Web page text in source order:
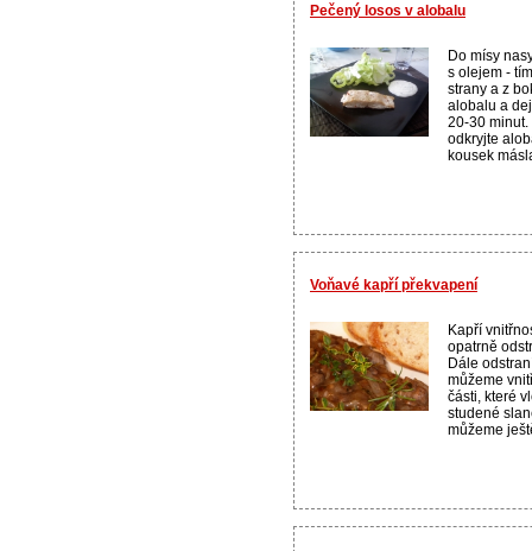
Pečený losos v alobalu
Do mísy
s olejem -
strany a z
alobalu a
20-30
odkryjte
kousek
Voňavé kapří překvapení
Kapří
opatrně
Dále
můžeme
části, které
studené
můžeme